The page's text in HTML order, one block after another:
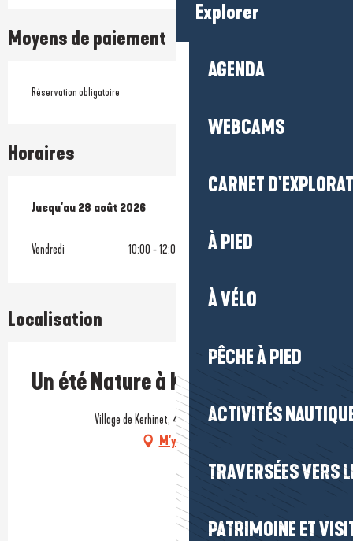
Explorer
AGENDA
WEBCAMS
CARNET
À PIED
À VÉLO
PÊCHE À PIED
ACTIVITÉS
TRAVERSÉES VERS
PATRIMOINE ET
Moyens de paiement
Réservation obligatoire
Horaires
Du10 juillet 2026au28 août 2026
Jusqu'au 28 août 2026
Vendredi 10:00 - 12:00
Localisation
Un été Nature à Kerhinet
Village de Kerhinet, 44410 Saint-Lyphard
M'y rendre